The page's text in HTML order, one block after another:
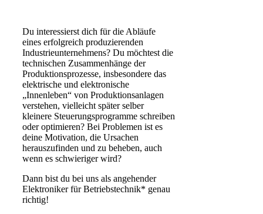
Du interessierst dich für die Abläufe
eines erfolgreich produzierenden
Industrieunternehmens? Du möchtest die
technischen Zusammenhänge der
Produktionsprozesse, insbesondere das
elektrische und elektronische
„Innenleben“ von Produktionsanlagen
verstehen, vielleicht später selber
kleinere Steuerungsprogramme schreiben
oder optimieren? Bei Problemen ist es
deine Motivation, die Ursachen
herauszufinden und zu beheben, auch
wenn es schwieriger wird?
Dann bist du bei uns als angehender
Elektroniker für Betriebstechnik* genau
richtig!